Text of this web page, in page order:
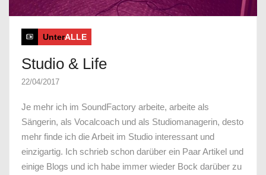
UnterALLE
Studio & Life
22/04/2017
Je mehr ich im SoundFactory arbeite, arbeite als
Sängerin, als Vocalcoach und als Studiomanagerin, desto
mehr finde ich die Arbeit im Studio interessant und
einzigartig. Ich schrieb schon darüber ein Paar Artikel und
einige Blogs und ich habe immer wieder Bock darüber zu